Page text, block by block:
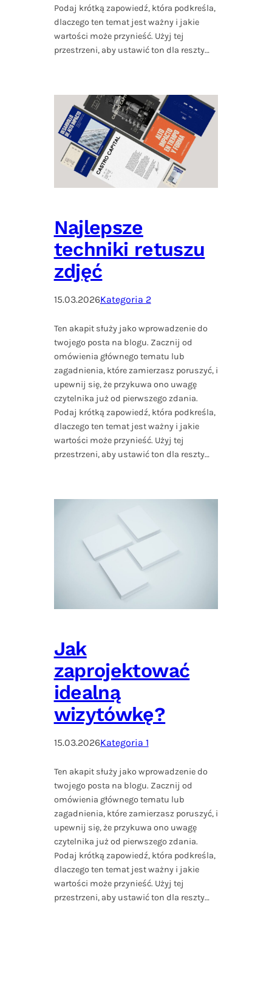
Podaj krótką zapowiedź, która podkreśla,
dlaczego ten temat jest ważny i jakie
wartości może przynieść. Użyj tej
przestrzeni, aby ustawić ton dla reszty…
Najlepsze
techniki retuszu
zdjęć
15.03.2026Kategoria 2
Ten akapit służy jako wprowadzenie do
twojego posta na blogu. Zacznij od
omówienia głównego tematu lub
zagadnienia, które zamierzasz poruszyć, i
upewnij się, że przykuwa ono uwagę
czytelnika już od pierwszego zdania.
Podaj krótką zapowiedź, która podkreśla,
dlaczego ten temat jest ważny i jakie
wartości może przynieść. Użyj tej
przestrzeni, aby ustawić ton dla reszty…
Jak
zaprojektować
idealną
wizytówkę?
15.03.2026Kategoria 1
Ten akapit służy jako wprowadzenie do
twojego posta na blogu. Zacznij od
omówienia głównego tematu lub
zagadnienia, które zamierzasz poruszyć, i
upewnij się, że przykuwa ono uwagę
czytelnika już od pierwszego zdania.
Podaj krótką zapowiedź, która podkreśla,
dlaczego ten temat jest ważny i jakie
wartości może przynieść. Użyj tej
przestrzeni, aby ustawić ton dla reszty…